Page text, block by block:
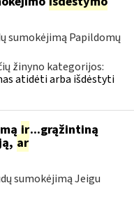
sumokėjimą Papildomų
žinyno kategorijos:
atidėti arba išdėstyti
ir...grąžintiną
ar
sumokėjimą Jeigu